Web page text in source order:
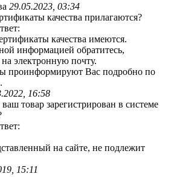
29.05.2023, 03:34
качества прилагаются?
качества имеются.
информацией обратитесь,
электронную почту.
проинформируют Вас подробно по
16:58
товар зарегистрирован в системе
на сайте, не подлежит
15:11